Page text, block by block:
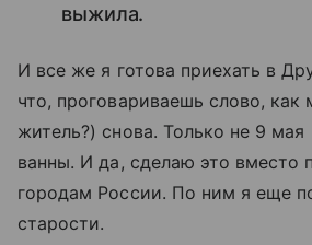
выжила.
И все же я готова приехать в
что, проговариваешь слово, как
житель?) снова. Только не 9 мая
ванны. И да, сделаю это вместо
городам России. По ним я еще
старости.